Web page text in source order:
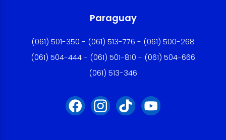
Paraguay
(061) 501-350 - (061) 513-776 - (061) 500-268
(061) 504-444 - (061) 501-810 - (061) 504-666
(061) 513-346